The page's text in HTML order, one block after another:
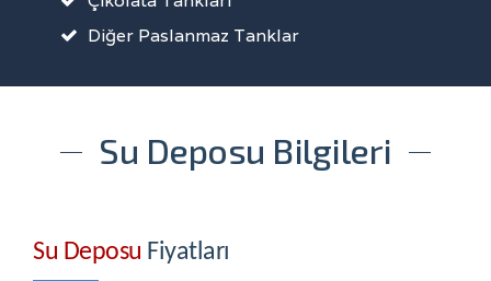
Diğer Paslanmaz Tanklar
Su Deposu Bilgileri
Su Deposu Fiyatları